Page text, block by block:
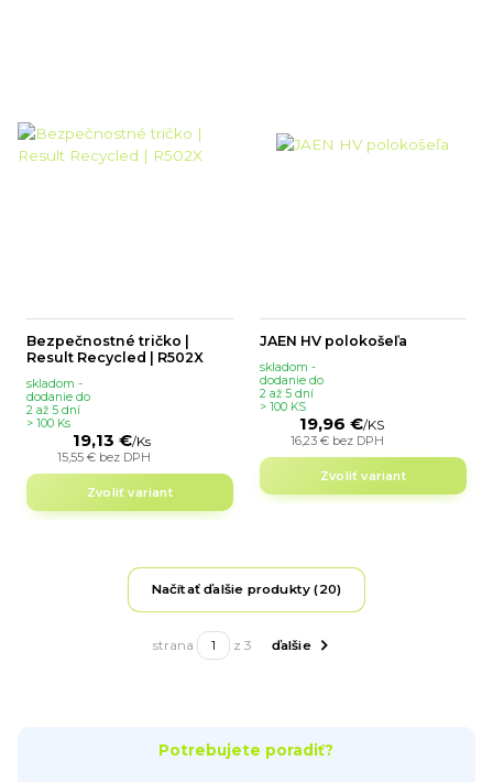
Bezpečnostné tričko |
Result Recycled | R502X
19,13 €/Ks
15,55 € bez DPH
skladom -
dodanie do
2 až 5 dní
> 100 Ks
Zvoliť variant
JAEN HV polokošeľa
19,96 €/KS
16,23 € bez DPH
skladom -
dodanie do
2 až 5 dní
> 100 KS
Zvoliť variant
Načítať ďalšie produkty (20)
strana z 3 ďalšie
Potrebujete poradiť?